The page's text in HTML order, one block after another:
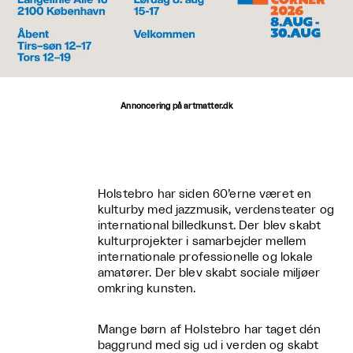
Annoncering på artmatter.dk
Holstebro har siden 60’erne været en
kulturby med jazzmusik, verdensteater og
international billedkunst. Der blev skabt
kulturprojekter i samarbejder mellem
internationale professionelle og lokale
amatører. Der blev skabt sociale miljøer
omkring kunsten.
Mange børn af Holstebro har taget dén
baggrund med sig ud i verden og skabt